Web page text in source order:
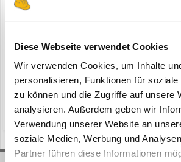
Diese Webseite verwendet Cookies
Wir verwenden Cookies, um Inhalte
personalisieren, Funktionen für soziale
zu können und die Zugriffe auf unsere
analysieren. Außerdem geben wir
Verwendung unserer Website an
soziale Medien, Werbung und
Partner führen diese Informationen
ein Thema erstellte Bauforum24 in
Ehingen (Donau) - Das Spektrum an Hub-
Krandienstleister von ihren Kunden
durchaus vielfältig. Einen Kran-Job der
das argentinische Unternehmen GRÚAS
Entre Rios: Nördlich von Buenos Aires galt es
30. Juli 2024 denkmalschutz paraná